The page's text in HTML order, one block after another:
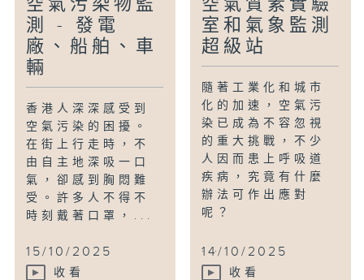
空氣污染物監
測 - 發電
廠、船舶、車
輛
香港人深深感受到
空氣污染的困擾。
在街上行走時，不
由自主地深吸一口
氣，卻感到胸悶難
受。許多人不得不
時刻戴著口罩，...
15/10/2025
收看
空氣質素實驗
室和氣象監測
超級站
隨著工業化和城市
化的加速，空氣污
染已成為不容忽視
的重大挑戰，不少
人因而患上呼吸道
疾病，究竟有什麼
辦法可作出應對
呢？
...
14/10/2025
收看